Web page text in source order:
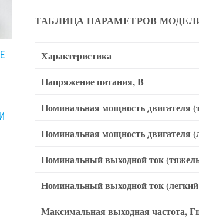
ТАБЛИЦА ПАРАМЕТРОВ МОДЕЛИ
Характеристика
Напряжение питания, В
Номинальная мощность двигателя
Номинальная мощность двигателя
Номинальный выходной ток
Номинальный выходной ток
Максимальная выходная частота,